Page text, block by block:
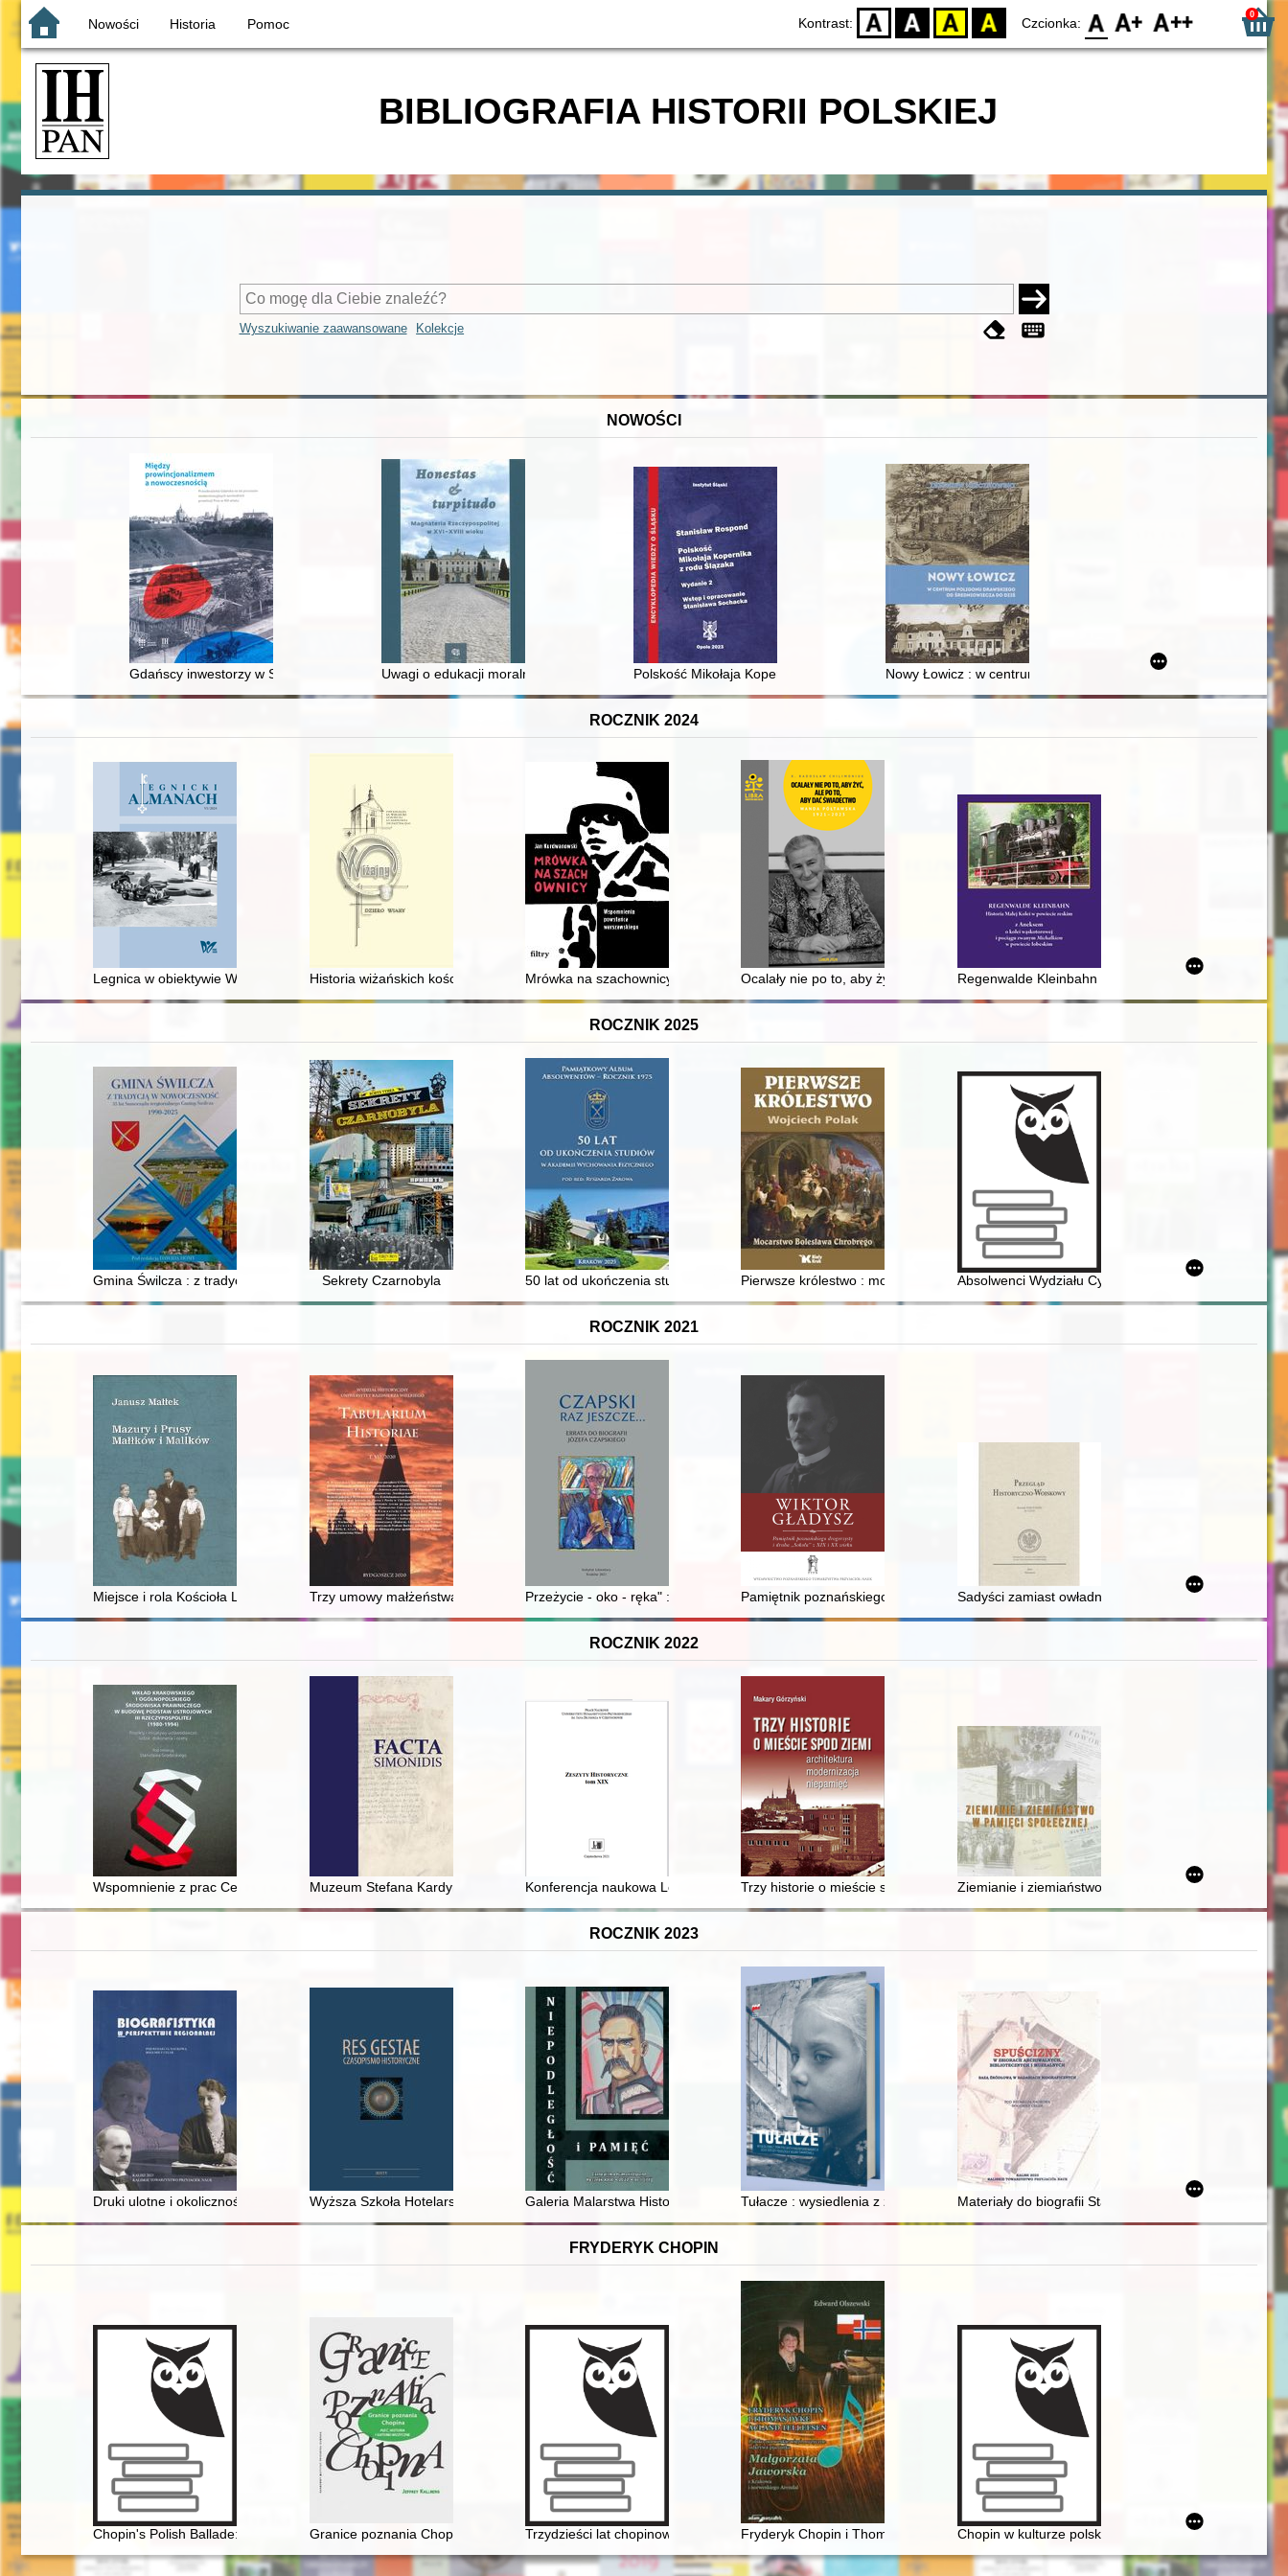
Nowości Historia Pomoc Kontrast: D BW YB BY Czcionka: F0 F1 F2 0
BIBLIOGRAFIA HISTORII POLSKIEJ
Wyszukiwanie zaawansowane Kolekcje
NOWOŚCI
Gdańscy inwestorzy w Sopocie : prestiż finansowy i towarzyski lokalnego mieszczaństwa w 2. poł. XIX w
Uwagi o edukacji moralnej synów szlacheckich w XVI-wiecznej Rzeczypospolitej
Polskość Mikołaja Kopernika z rodu ŚlązakaNowy Łowicz : w centrum poligonu drawskiego od średniowiecza
ROCZNIK 2024
Legnica w obiektywie Wojskowej Agencji Fotograficznej
Historia wiżańskich kościołów Mrówka na szachownicy : wspomnienia powstańca warszawskiegoOcalały nie po to, aby żyć, ale po to, aby dać świadectwo : Wanda Półtawska 1921-2023
Regenwalde Kleinbahn : historia małej kolei w
ROCZNIK 2025
Gmina Świlcza : z tradycją w nowoczesność : 35 lat samorządu terytorialnego Gminy Świlcza : 1990-2025
Sekrety Czarnobyla 50 lat od ukończenia studiów w Akademii Wychowania Fizycznego : pamiątkowy album absolwentów - rocznik 1975
Pierwsze królestwo : mocarstwo Bolesława ChrobregoAbsolwenci Wydziału Cybernetyki Wojskowej
ROCZNIK 2021
Miejsce i rola Kościoła Luterańskiego w dziejach Prus KsiążęcychTrzy umowy małżeństwa z początków XVI wieku : przyczynek do świeckiej praktyki zawierania małżeństw w kręgu szlacheckim na przełomie średniowiecza i
Przeżycie - oko - ręka" : o warsztacie twórczym Józefa CzapskiegoPamiętnik poznańskiego drogerzysty i druha "Sokoła" z XIX i XX wieku
Sadyści zamiast owładniętych ideologią? :
ROCZNIK 2022
Wspomnienie z prac Centrum Obywatelskich Inicjatyw Ustawodawczych "Solidarności"
Muzeum Stefana Kardynała Wyszyńskiego w Prudniku-Lesie : historia i teraźniejszość = Cardinal Stefan Wyszyński Museum in Prudnik : the past and the present
Konferencja naukowa Los Polaków po 17 września 1939 roku we wschodnich województwach II RP, Częstochowa 8 lutego
Trzy historie o mieście spod ziemi : architektura, modernizacja, niepamięć
Ziemianie i ziemiaństwo w pamięci społecznej :
ROCZNIK 2023
Druki ulotne i okolicznościowe jako źródła do badań biograficznych na przykładzie zbioru kolekcji śląskiej Biblioteki Uniwersytetu Wrocławskiego
Wyższa Szkoła Hotelarska w Krakowie i jej udział w zakresie szkolenia pracowników branży pensjonatowo-hotelowej w międzywojennej Polsce
Galeria Malarstwa Historycznego w Muzeum NiepodległościTułacze : wysiedlenia z ziem polskich inkorporowanych do III Rzeszy podczas II wojny
Materiały do biografii Stanisława Pomian-
FRYDERYK CHOPIN
Chopin's Polish Ballade: Op. 38 as Narrative of National MartyrdomGranice poznania Chopina. Płeć, historia i gatunek muzycznyTrzydzieści lat chopinowskich festiwali w AntoninieFryderyk Chopin i Thomas Dyke Acland Tellefsen. Polsko-norweskie więzi muzyczne
Chopin w kulturze polskiej